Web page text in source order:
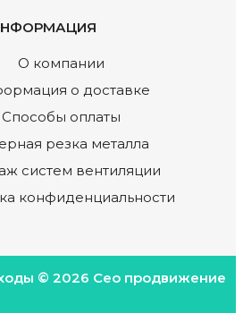
O компании
о доставке
Способы оплаты
резка металла
систем вентиляции
конфиденциальности
© 2026 Сео продвижение